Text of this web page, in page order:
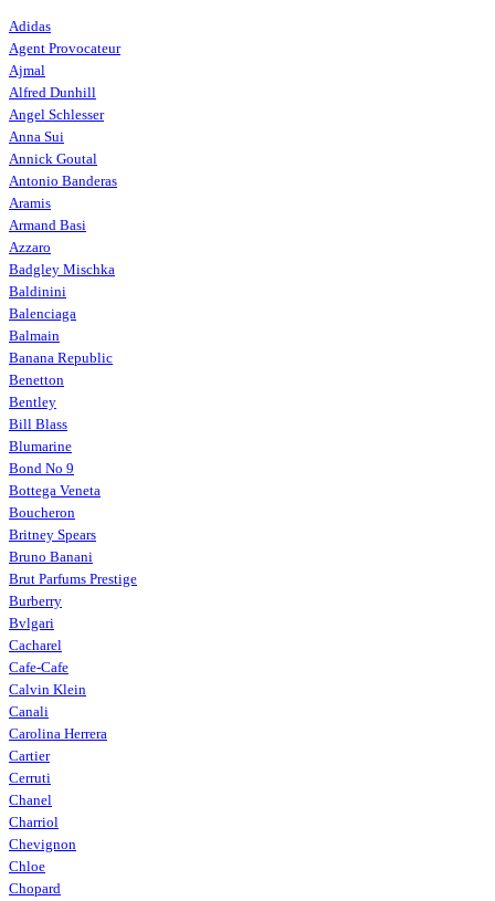
Adidas
Agent Provocateur
Ajmal
Alfred Dunhill
Angel Schlesser
Anna Sui
Annick Goutal
Antonio Banderas
Aramis
Armand Basi
Azzaro
Badgley Mischka
Baldinini
Balenciaga
Balmain
Banana Republic
Benetton
Bentley
Bill Blass
Blumarine
Bond No 9
Bottega Veneta
Boucheron
Britney Spears
Bruno Banani
Brut Parfums Prestige
Burberry
Bvlgari
Cacharel
Cafe-Cafe
Calvin Klein
Canali
Carolina Herrera
Cartier
Cerruti
Chanel
Charriol
Chevignon
Chloe
Chopard